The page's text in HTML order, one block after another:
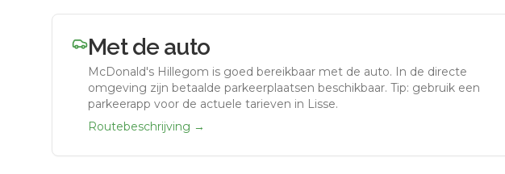
Met de auto
McDonald's Hillegom is goed bereikbaar met de auto. In de directe
omgeving zijn betaalde parkeerplaatsen beschikbaar. Tip: gebruik een
parkeerapp voor de actuele tarieven in Lisse.
Routebeschrijving →